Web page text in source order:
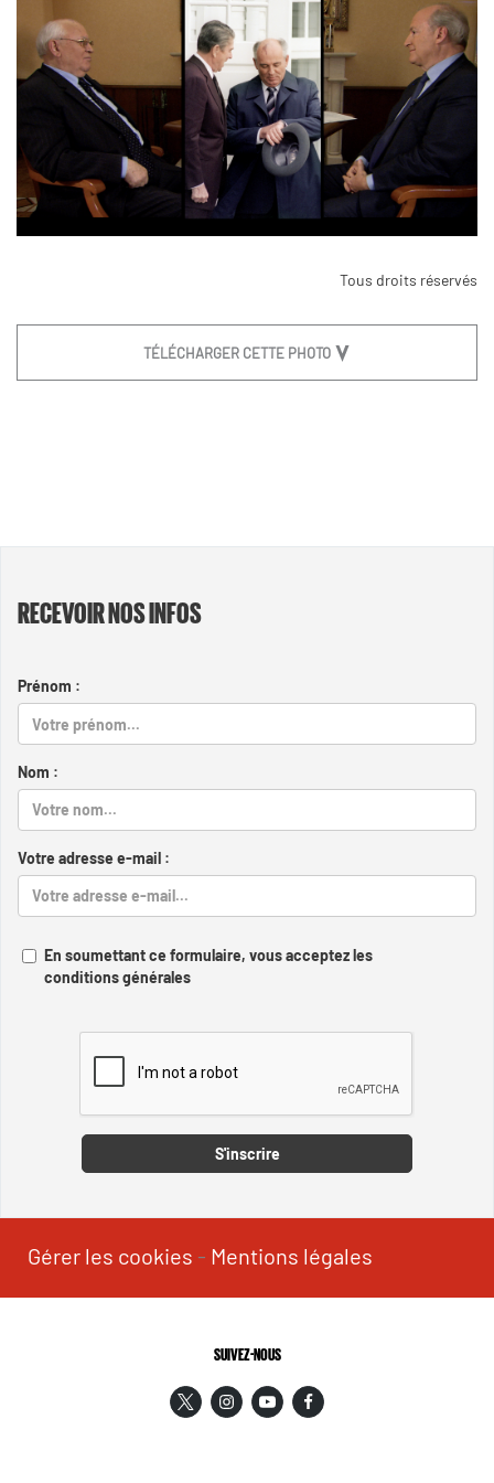
Tous droits réservés
TÉLÉCHARGER CETTE PHOTO
RECEVOIR NOS INFOS
Prénom :
Nom :
Votre adresse e-mail :
En soumettant ce formulaire, vous acceptez les
conditions générales
S'inscrire
Gérer les cookies - Mentions légales
SUIVEZ-NOUS